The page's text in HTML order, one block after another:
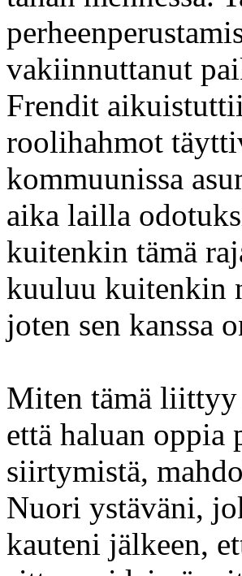
vakiinnuttanut
Frendit
roolihahmot
kommuunissa
aika lailla
kuitenkin tämä
kuuluu kuitenkin
joten sen kanssa
Miten tämä
että haluan oppia
siirtymistä,
Nuori ystäväni,
kauteni jälkeen,